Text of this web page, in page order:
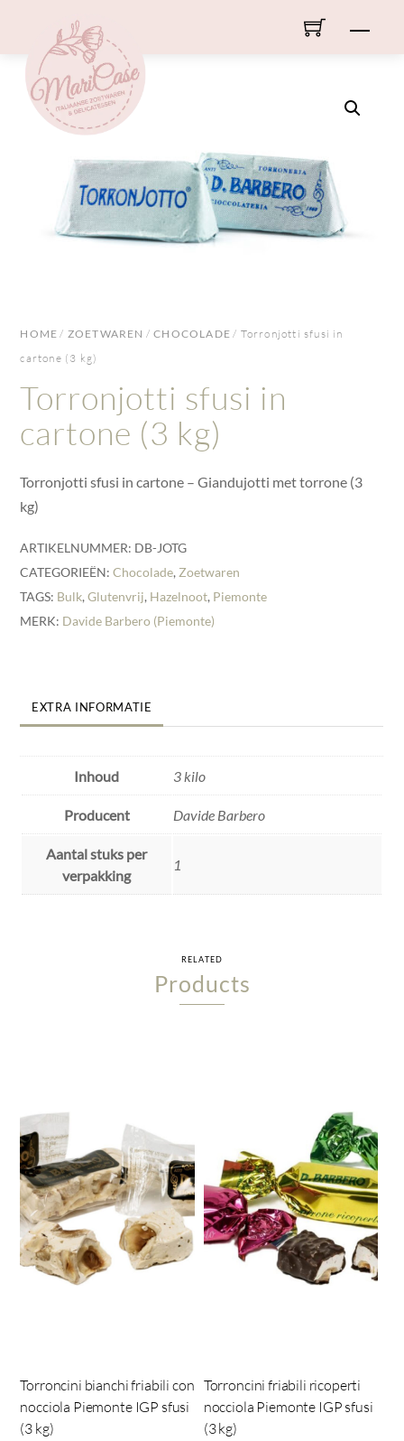
content
HOME / ZOETWAREN /CHOCOLADE / Torronjotti sfusi in
cartone (3 kg)
Torronjotti sfusi in
cartone (3 kg)
Torronjotti sfusi in cartone – Giandujotti met torrone (3
kg)
ARTIKELNUMMER: DB-JOTG
CATEGORIEËN:Chocolade, Zoetwaren
TAGS: Bulk,Glutenvrij, Hazelnoot, Piemonte
MERK: Davide Barbero (Piemonte)
EXTRA INFORMATIE
Inhoud 3 kilo
Producent Davide Barbero
Aantal stuks per
verpakking
1
RELATED
Products
Torroncini bianchi friabili con
nocciola Piemonte IGP sfusi
(3 kg)
Torroncini friabili ricoperti
nocciola Piemonte IGP sfusi
(3 kg)